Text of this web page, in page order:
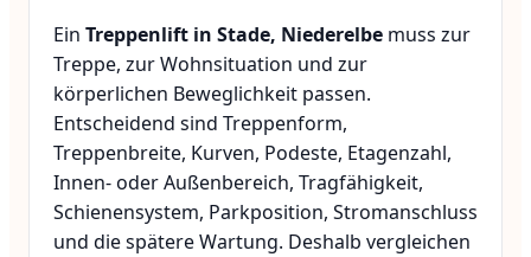
Ein Treppenlift in Stade, Niederelbe muss zur
Treppe, zur Wohnsituation und zur
körperlichen Beweglichkeit passen.
Entscheidend sind Treppenform,
Treppenbreite, Kurven, Podeste, Etagenzahl,
Innen- oder Außenbereich, Tragfähigkeit,
Schienensystem, Parkposition, Stromanschluss
und die spätere Wartung. Deshalb vergleichen